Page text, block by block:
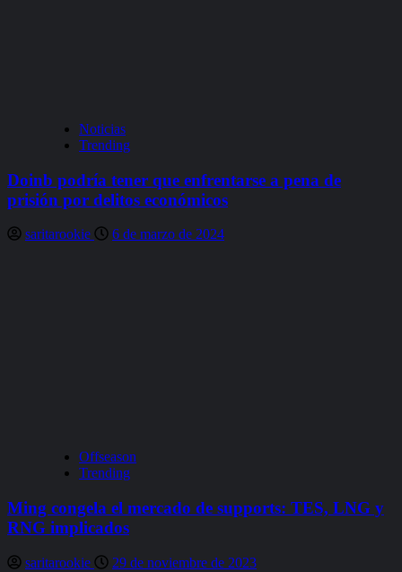
Noticias
Trending
Doinb podría tener que enfrentarse a pena de
prisión por delitos económicos
saritarookie 6 de marzo de 2024
Offseason
Trending
Ming congela el mercado de supports: TES, LNG y
RNG implicados
saritarookie 29 de noviembre de 2023